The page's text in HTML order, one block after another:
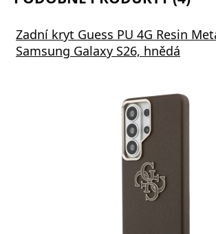
Zadní kryt Guess PU 4G Resin
Samsung Galaxy S26, hnědá